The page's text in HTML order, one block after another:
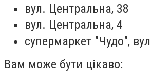
вул. Центральна, 38
вул. Центральна, 4
супермаркет "Чудо",
Вам може бути цікаво: